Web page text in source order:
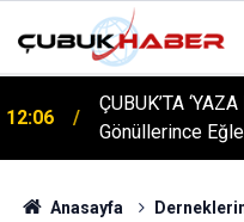
12:06
ÇUBUK’TA
Gönüllerince
Anasayfa